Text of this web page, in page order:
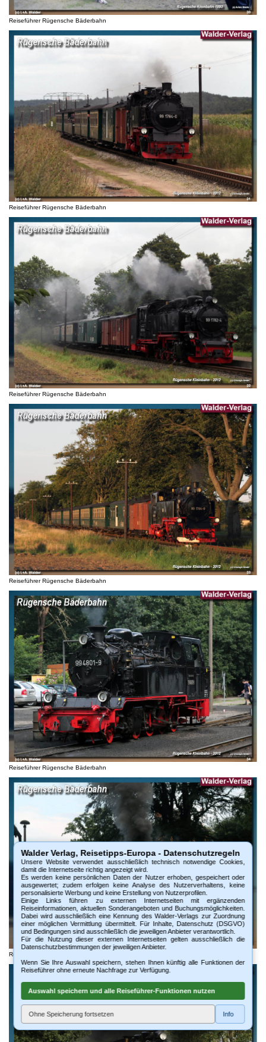
Reiseführer Rügensche Bäderbahn
Reiseführer Rügensche Bäderbahn
Reiseführer Rügensche Bäderbahn
Reiseführer Rügensche Bäderbahn
Reiseführer Rügensche Bäderbahn
Reiseführer Rügensche Bäderbahn
Walder Verlag, Reisetipps-Europa - Datenschutzregeln
Unsere Website verwendet ausschließlich technisch notwendige Cookies,
damit die Internetseite richtig angezeigt wird.
Es werden keine persönlichen Daten der Nutzer erhoben, gespeichert oder
ausgewertet; zudem erfolgen keine Analyse des Nutzerverhaltens, keine
personalisierte Werbung und keine Erstellung von Nutzerprofilen.
Einige Links führen zu externen Internetseiten mit ergänzenden
Reiseinformationen, aktuellen Sonderangeboten und Buchungsmöglichkeiten.
Dabei wird ausschließlich eine Kennung des Walder-Verlags zur Zuordnung
einer möglichen Vermittlung übermittelt. Für Inhalte, Datenschutz (DSGVO)
und Bedingungen sind ausschließlich die jeweiligen Anbieter verantwortlich.
Für die Nutzung dieser externen Internetseiten gelten ausschließlich die
Datenschutzbestimmungen der jeweiligen Anbieter.
Wenn Sie Ihre Auswahl speichern, stehen Ihnen künftig alle Funktionen der
Reiseführer ohne erneute Nachfrage zur Verfügung.
Auswahl speichern und alle Reiseführer-Funktionen nutzen
Ohne Speicherung fortsetzen Info